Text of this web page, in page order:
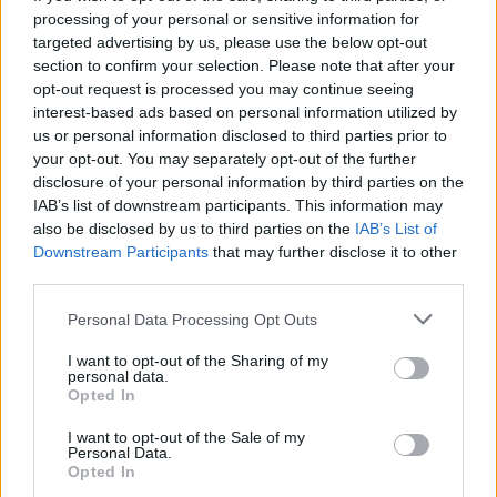
processing of your personal or sensitive information for
targeted advertising by us, please use the below opt-out
section to confirm your selection. Please note that after your
opt-out request is processed you may continue seeing
interest-based ads based on personal information utilized by
us or personal information disclosed to third parties prior to
your opt-out. You may separately opt-out of the further
disclosure of your personal information by third parties on the
IAB’s list of downstream participants. This information may
also be disclosed by us to third parties on the IAB’s List of
Downstream Participants that may further disclose it to other
Personal Data Processing Opt Outs
I want to opt-out of the Sharing of my
personal data.
Opted In
I want to opt-out of the Sale of my
Personal Data.
Opted In
Žinios | Lietuvos diena
00:21:19
„Žinios“ 2026-08-08
Laidos | Žinios
Visi įrašai
Žiūrimiausi įrašai
Vaizdai iš tragiškos avarijos Vilniaus r.: dviejų moterų ir
Žinios | Lietuvos diena